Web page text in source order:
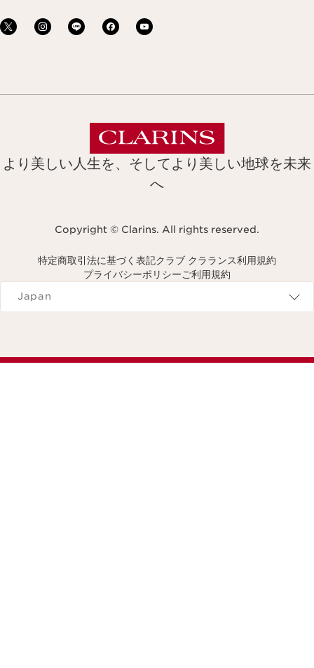
より美しい人生を、そしてより美しい地球を未来
へ
Copyright © Clarins. All rights reserved.
特定商取引法に基づく表記クラブ クラランス利用規約
プライバシーポリシーご利用規約
Navigates to
Japan